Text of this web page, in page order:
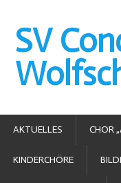
SV
AKTUELLES CHOR
KINDERCHÖRE